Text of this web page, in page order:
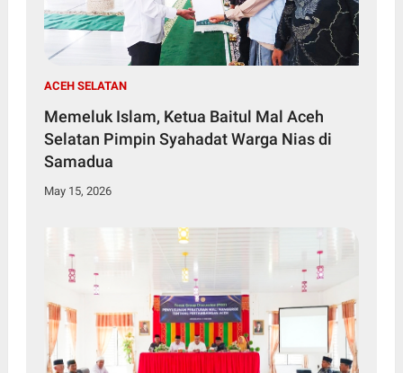
ACEH SELATAN
Memeluk Islam, Ketua Baitul Mal Aceh
Selatan Pimpin Syahadat Warga Nias di
Samadua
May 15, 2026